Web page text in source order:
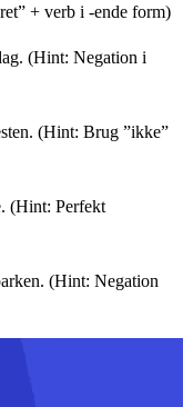
+ verb i -ende form)
(Hint: Negation i
(Hint: Brug ”ikke”
(Hint: Perfekt
(Hint: Negation